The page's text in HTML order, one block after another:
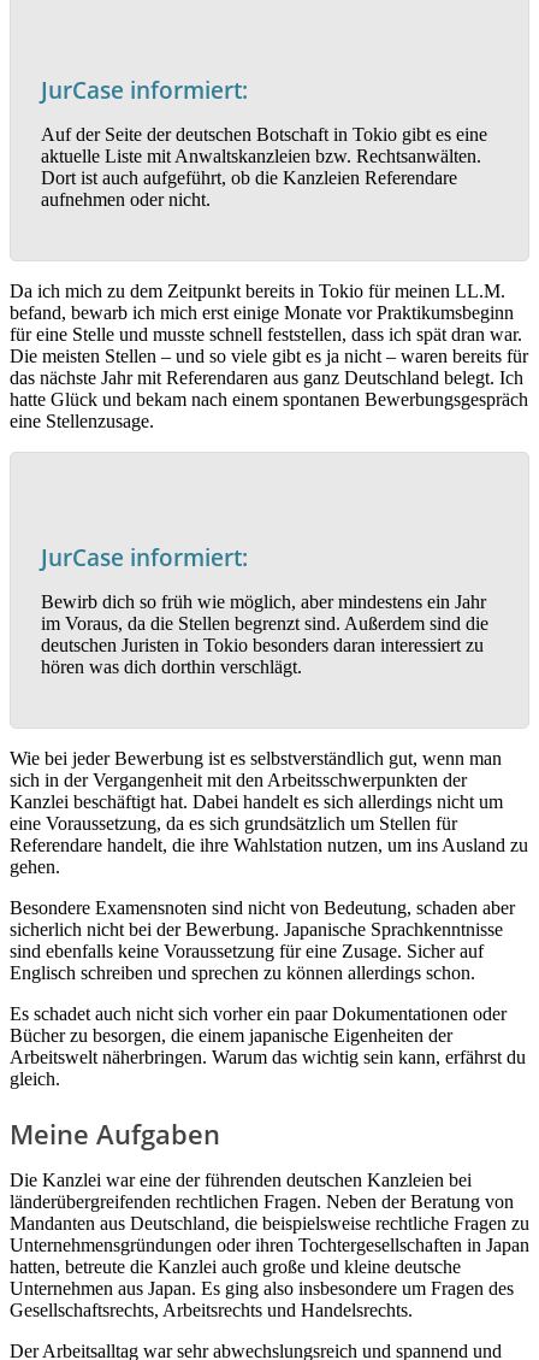
JurCase informiert:
Auf der Seite der deutschen Botschaft in Tokio gibt es eine
aktuelle Liste mit Anwaltskanzleien bzw. Rechtsanwälten.
Dort ist auch aufgeführt, ob die Kanzleien Referendare
aufnehmen oder nicht.
Da ich mich zu dem Zeitpunkt bereits in Tokio für meinen LL.M.
befand, bewarb ich mich erst einige Monate vor Praktikumsbeginn
für eine Stelle und musste schnell feststellen, dass ich spät dran war.
Die meisten Stellen – und so viele gibt es ja nicht – waren bereits für
das nächste Jahr mit Referendaren aus ganz Deutschland belegt. Ich
hatte Glück und bekam nach einem spontanen Bewerbungsgespräch
eine Stellenzusage.
JurCase informiert:
Bewirb dich so früh wie möglich, aber mindestens ein Jahr
im Voraus, da die Stellen begrenzt sind. Außerdem sind die
deutschen Juristen in Tokio besonders daran interessiert zu
hören was dich dorthin verschlägt.
Wie bei jeder Bewerbung ist es selbstverständlich gut, wenn man
sich in der Vergangenheit mit den Arbeitsschwerpunkten der
Kanzlei beschäftigt hat. Dabei handelt es sich allerdings nicht um
eine Voraussetzung, da es sich grundsätzlich um Stellen für
Referendare handelt, die ihre Wahlstation nutzen, um ins Ausland zu
gehen.
Besondere Examensnoten sind nicht von Bedeutung, schaden aber
sicherlich nicht bei der Bewerbung. Japanische Sprachkenntnisse
sind ebenfalls keine Voraussetzung für eine Zusage. Sicher auf
Englisch schreiben und sprechen zu können allerdings schon.
Es schadet auch nicht sich vorher ein paar Dokumentationen oder
Bücher zu besorgen, die einem japanische Eigenheiten der
Arbeitswelt näherbringen. Warum das wichtig sein kann, erfährst du
gleich.
Meine Aufgaben
Die Kanzlei war eine der führenden deutschen Kanzleien bei
länderübergreifenden rechtlichen Fragen. Neben der Beratung von
Mandanten aus Deutschland, die beispielsweise rechtliche Fragen zu
Unternehmensgründungen oder ihren Tochtergesellschaften in Japan
hatten, betreute die Kanzlei auch große und kleine deutsche
Unternehmen aus Japan. Es ging also insbesondere um Fragen des
Gesellschaftsrechts, Arbeitsrechts und Handelsrechts.
Der Arbeitsalltag war sehr abwechslungsreich und spannend und